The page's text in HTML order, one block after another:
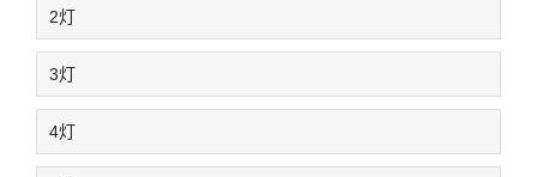
2灯
3灯
4灯